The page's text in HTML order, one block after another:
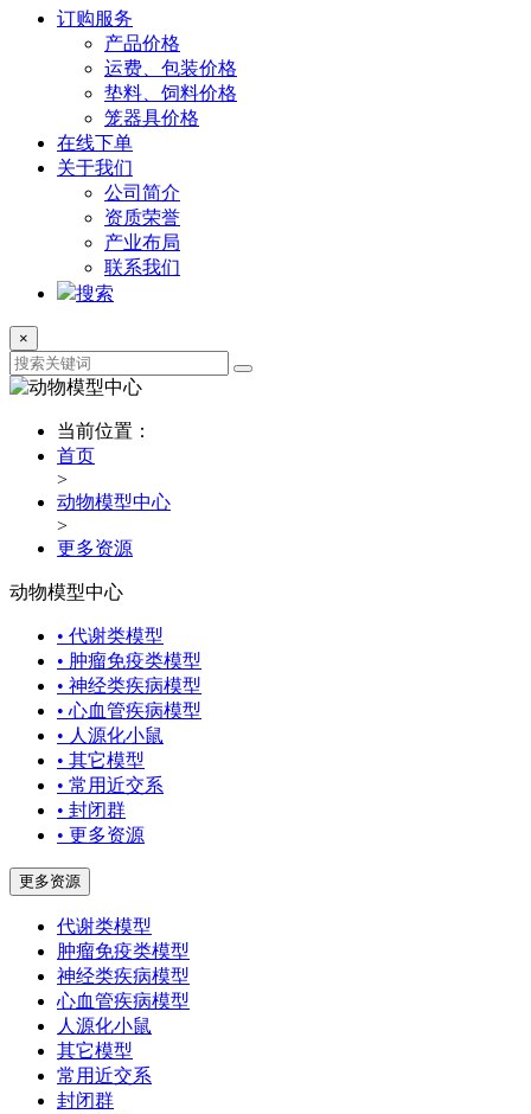
订购服务
产品价格
运费、包装价格
垫料、饲料价格
笼器具价格
在线下单
关于我们
公司简介
资质荣誉
产业布局
联系我们
搜索
×
当前位置：
首页
>
动物模型中心
>
更多资源
动物模型中心
• 代谢类模型
• 肿瘤免疫类模型
• 神经类疾病模型
• 心血管疾病模型
• 人源化小鼠
• 其它模型
• 常用近交系
• 封闭群
• 更多资源
更多资源
代谢类模型
肿瘤免疫类模型
神经类疾病模型
心血管疾病模型
人源化小鼠
其它模型
常用近交系
封闭群